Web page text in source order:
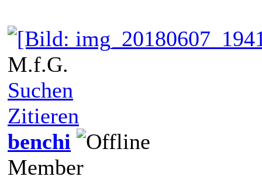
M.f.G.
Suchen
Zitieren
benchi
Member